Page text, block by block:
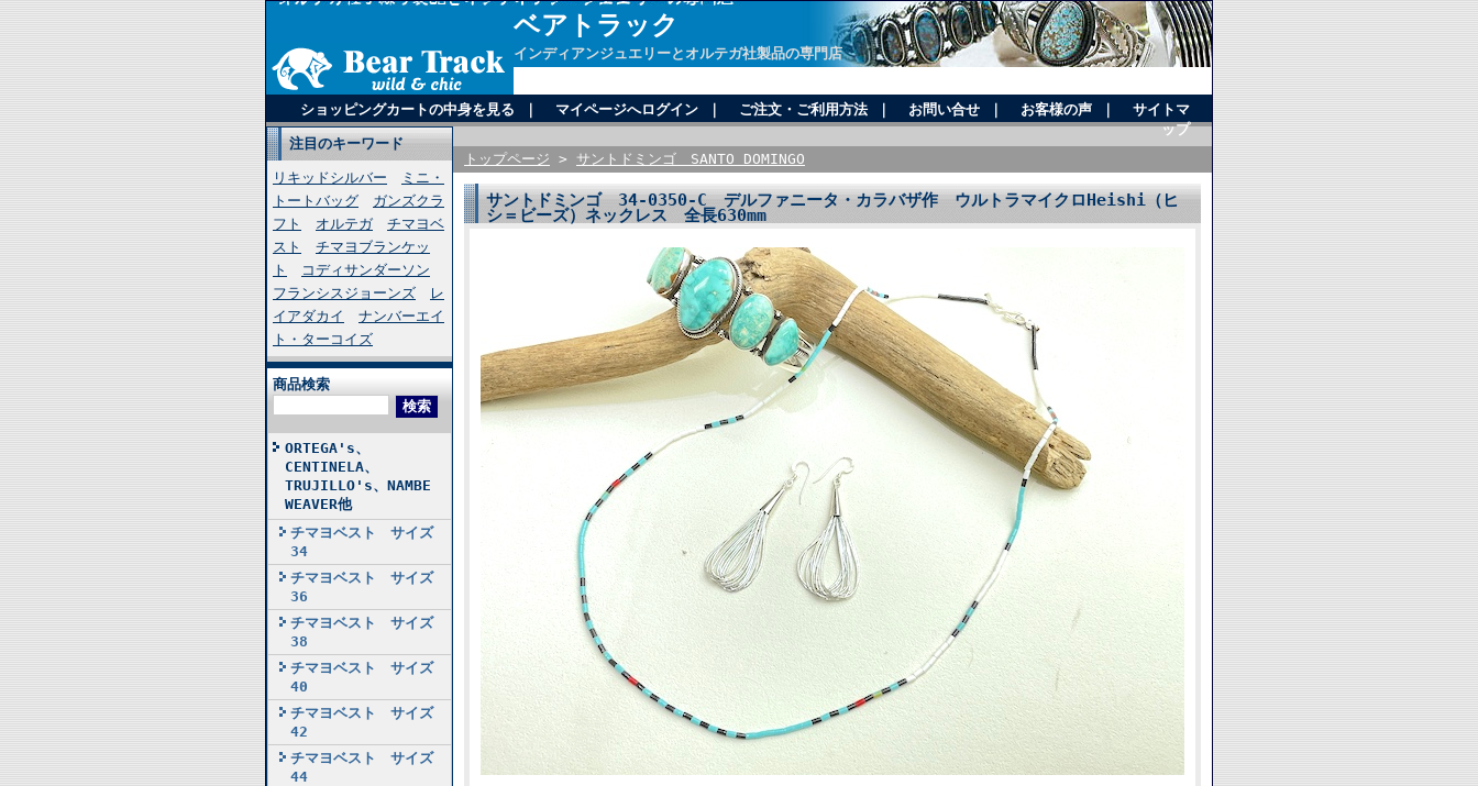
ベアトラック
インディアンジュエリーとオルテガ社製品の専門店
ショッピングカートの中身を見る マイページへログイン ご注文・ご利用方法｜ お問い合せ お客様の声
サイトマ
ップ
注目のキーワード
リキッドシルバー
ミニ・
トートバッグ
ガンズクラ
フト
オルテガ
チマヨベ
スト
チマヨブランケッ
ト
コディサンダーソン
フランシスジョーンズ
レ
イアダカイ
ナンバーエイ
ト・ターコイズ
商品検索
ORTEGA's、
CENTINELA、
TRUJILLO's、NAMBE
WEAVER他
チマヨベスト サイズ
34
チマヨベスト サイズ
36
チマヨベスト サイズ
38
チマヨベスト サイズ
40
チマヨベスト サイズ
42
チマヨベスト サイズ
44
トップページ > サントドミンゴ SANTO DOMINGO
サントドミンゴ 34-0350-C デルファニータ・カラバザ作 ウルトラマイクロHeishi（ヒ
シ＝ビーズ）ネックレス 全長630mm